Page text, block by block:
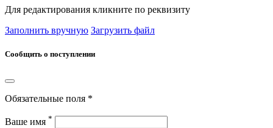
Для редактирования кликните по реквизиту
Заполнить вручную Загрузить файл
Сообщить о поступлении
Обязательные поля *
Ваше имя *